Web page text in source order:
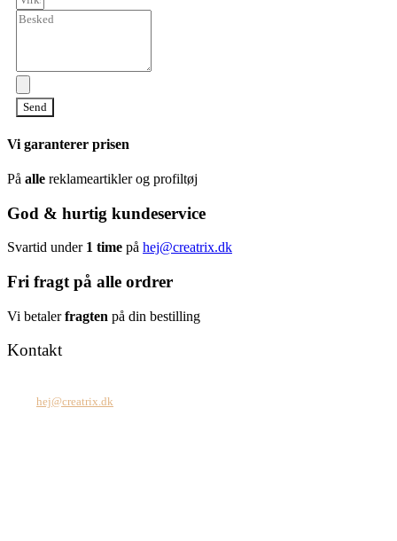
Send
Vi garanterer prisen
På alle reklameartikler og profiltøj
God & hurtig kundeservice
Svartid under 1 time på hej@creatrix.dk
Fri fragt på alle ordrer
Vi betalerfragten på din bestilling
Kontakt
hej@creatrix.dk